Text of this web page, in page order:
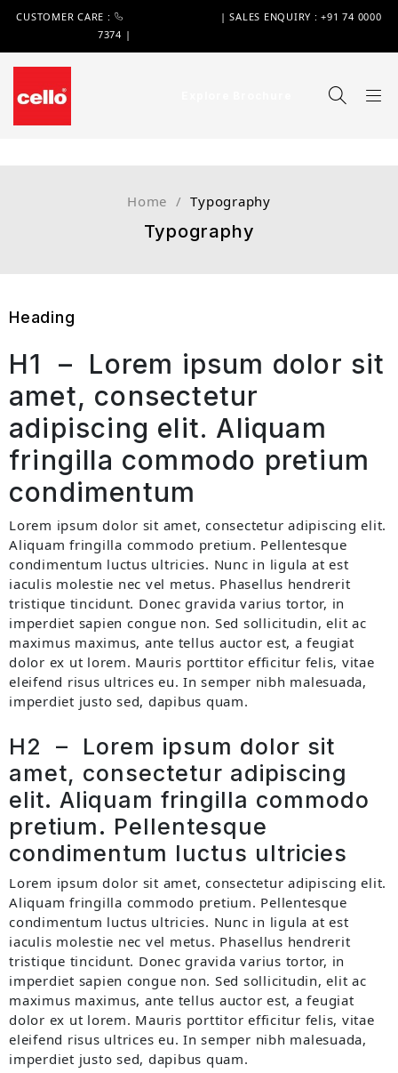
CUSTOMER CARE :
| SALES ENQUIRY : +91 74 0000
7374 |
Typography
Home / Typography
Heading
H1 – Lorem ipsum dolor sit
amet, consectetur
adipiscing elit. Aliquam
fringilla commodo pretium
condimentum
Lorem ipsum dolor sit amet, consectetur adipiscing elit.
Aliquam fringilla commodo pretium. Pellentesque
condimentum luctus ultricies. Nunc in ligula at est
iaculis molestie nec vel metus. Phasellus hendrerit
tristique tincidunt. Donec gravida varius tortor, in
imperdiet sapien congue non. Sed sollicitudin, elit ac
maximus maximus, ante tellus auctor est, a feugiat
dolor ex ut lorem. Mauris porttitor efficitur felis, vitae
eleifend risus ultrices eu. In semper nibh malesuada,
imperdiet justo sed, dapibus quam.
H2 – Lorem ipsum dolor sit
amet, consectetur adipiscing
elit. Aliquam fringilla commodo
pretium. Pellentesque
condimentum luctus ultricies
Lorem ipsum dolor sit amet, consectetur adipiscing elit.
Aliquam fringilla commodo pretium. Pellentesque
condimentum luctus ultricies. Nunc in ligula at est
iaculis molestie nec vel metus. Phasellus hendrerit
tristique tincidunt. Donec gravida varius tortor, in
imperdiet sapien congue non. Sed sollicitudin, elit ac
maximus maximus, ante tellus auctor est, a feugiat
dolor ex ut lorem. Mauris porttitor efficitur felis, vitae
eleifend risus ultrices eu. In semper nibh malesuada,
imperdiet justo sed, dapibus quam.